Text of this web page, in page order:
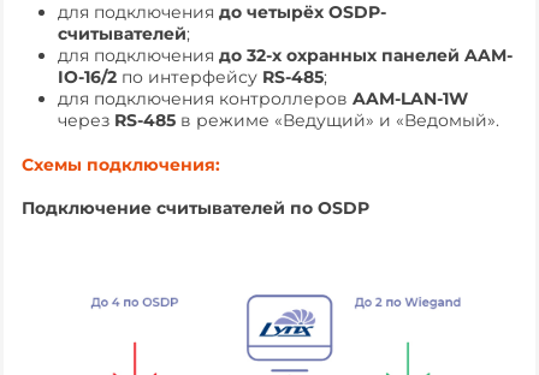
для подключения до четырёх OSDP-
считывателей;
для подключения до 32-х охранных панелей AAM-
IO-16/2 по интерфейсу RS-485;
для подключения контроллеров AAM-LAN-1W
через RS-485 в режиме «Ведущий» и «Ведомый».
Схемы подключения:
Подключение считывателей по OSDP